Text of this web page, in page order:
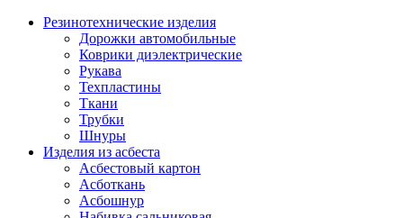
Резинотехнические изделия
Дорожки автомобильные
Коврики диэлектрические
Рукава
Техпластины
Ткани
Трубки
Шнуры
Изделия из асбеста
Асбестовый картон
Асботкань
Асбошнур